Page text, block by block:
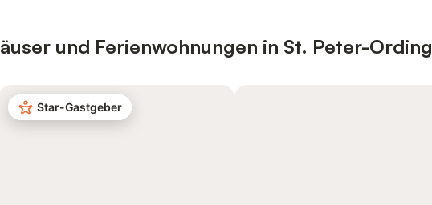
und Ferienwohnungen in St. Peter-Ording
Star-Gastgeber